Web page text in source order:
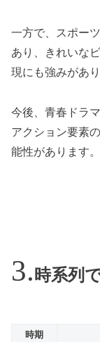
一方で、スポー
あり、きれいな
現にも強みがあ
今後、青春ドラ
アクション要素
能性があります。
時系列
時期